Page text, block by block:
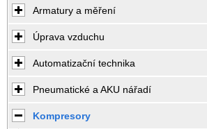
Armatury a měření
Úprava vzduchu
Automatizační technika
Pneumatické a AKU nářadí
Kompresory